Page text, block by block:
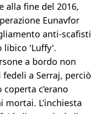
alla fine del 2016,
Eunavfor
anti-scafisti
libico 'Luffy'.
a bordo non
a Serraj, perciò
c’erano
mortai. L’inchiesta